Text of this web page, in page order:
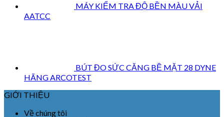
MÁY KIỂM TRA ĐỘ BỀN MÀU VẢI
AATCC
BÚT ĐO SỨC CĂNG BỀ MẶT 28 DYNE
HÃNG ARCOTEST
GIỚI THIỆU
Về chúng tôi